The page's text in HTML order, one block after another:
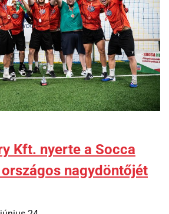
Kft. nyerte a Socca
nagydöntőjét